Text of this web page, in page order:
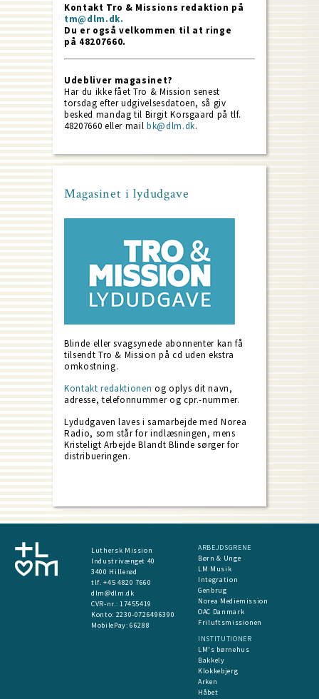
Kontakt Tro & Missions redaktion på
tm@dlm.dk.
Du er også velkommen til at ringe
på 48207660.
Udebliver magasinet?
Har du ikke fået Tro & Mission senest
torsdag efter udgivelsesdatoen, så giv
besked mandag til Birgit Korsgaard på tlf.
48207660 eller mailbk@dlm.dk.
Magasinet i lydudgave
Blinde eller svagsynede abonnenter kan få
tilsendt Tro & Mission på cd uden ekstra
omkostning.
Kontakt redaktionen og oplys dit navn,
adresse, telefonnummer og cpr.-nummer.
Lydudgaven laves i samarbejde med Norea
Radio, som står for indlæsningen, mens
Kristeligt Arbejde Blandt Blinde sørger for
distribueringen.
Luthersk Mission
Industrivænget 40
3400 Hillerød
tlf. +45 4820 7660
dlm@dlm.dk
CVR-nr.: 17455419
​Konto: 2230-0726496390
MobilePay:66288
ARBEJDSGRENE
Børn & Unge
LM Musik
Integration
Genbrug
Norea Mediemission
OAC Danmark
Friluftsmissionen
INSTITUTIONER
LM's børnehus
Bakkely
Klokkebjerg
Arken
Håbet